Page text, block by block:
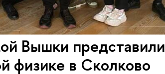
Вышки представили
физике в Сколково